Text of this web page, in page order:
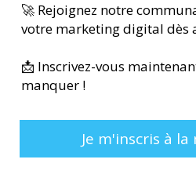
🚀 Rejoignez notre
votre marketing digital dès
📩 Inscrivez-vous
manquer !
Je m'inscris à